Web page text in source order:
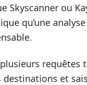
Skyscanner ou
qu’une
requêtes
destinations et